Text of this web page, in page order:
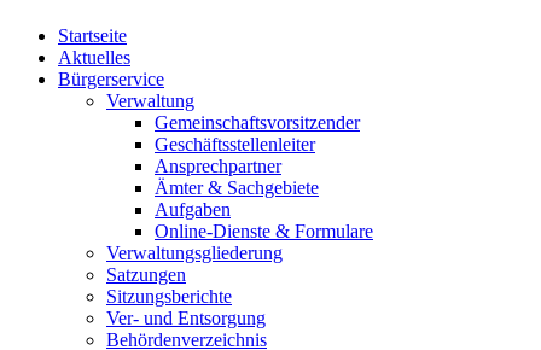
Startseite
Aktuelles
Bürgerservice
Verwaltung
Gemeinschaftsvorsitzender
Geschäftsstellenleiter
Ansprechpartner
Ämter & Sachgebiete
Aufgaben
Online-Dienste & Formulare
Verwaltungsgliederung
Satzungen
Sitzungsberichte
Ver- und Entsorgung
Behördenverzeichnis